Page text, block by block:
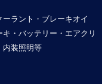
ラント・ブレーキオイ
・バッテリー・エアクリ
内装照明等